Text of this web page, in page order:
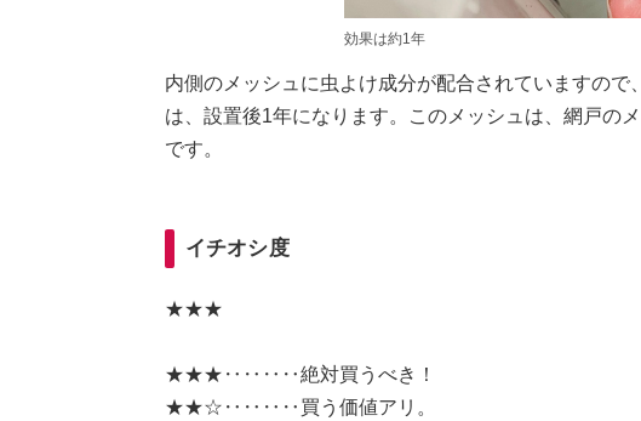
効果は約1年
内側のメッシュに虫よけ成分が配合されていますの
は、設置後1年になります。このメッシュは、網戸の
です。
イチオシ度
★★★
★★★‥‥‥‥絶対買うべき！
★★☆‥‥‥‥買う価値アリ。